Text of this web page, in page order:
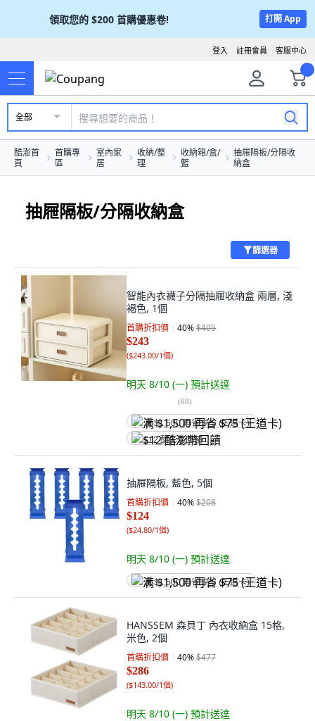
領取您的 $200 首購優惠卷! 打開 App
客服中心
註冊會員
登入
全部
酷澎首
頁
首購專
區
室內家
居
收納/整
理
收納箱/盒/
籃
抽屜隔板/分隔收
納盒
抽屜隔板/分隔收納盒
篩選器
智能內衣襪子分隔抽屜收納盒 兩層, 淺
褐色, 1個
首購折扣價 40%$405
$243
($243.00/1個)
明天 8/10 (一) 預計送達
(68)
满 $1,500 再省 $75 (王道卡)
$12 酷澎幣回饋
抽屜隔板, 藍色, 5個
首購折扣價 40%$208
$124
($24.80/1個)
明天 8/10 (一) 預計送達
满 $1,500 再省 $75 (王道卡)
HANSSEM 森貝丁 內衣收納盒 15格,
米色, 2個
首購折扣價 40%$477
$286
($143.00/1個)
明天 8/10 (一) 預計送達